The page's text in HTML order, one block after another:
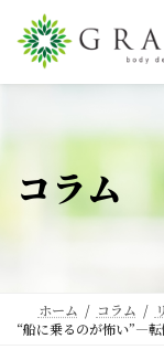
ン
へ
ー
ョ
コラム
ホーム コラム
“船に乗るのが怖い”―